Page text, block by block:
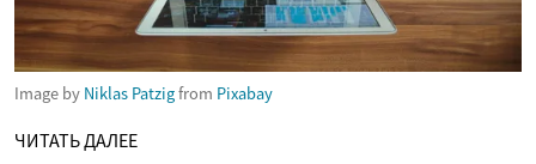
Image by Niklas Patzigfrom Pixabay
ЧИТАТЬ ДАЛЕЕ